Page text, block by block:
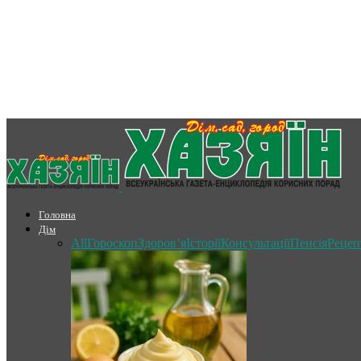
Головна
Дім
AllГороскопЗдоров’яІсторіїКонсультаціїПенсія